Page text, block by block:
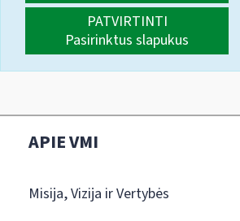
PATVIRTINTI
Pasirinktus slapukus
APIE VMI
Misija, Vizija ir Vertybės